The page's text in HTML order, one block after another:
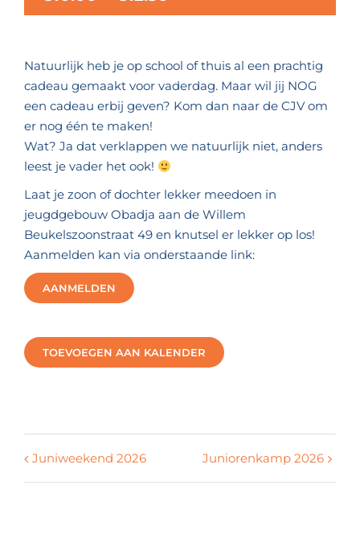
Natuurlijk heb je op school of thuis al een prachtig
cadeau gemaakt voor vaderdag. Maar wil jij NOG
een cadeau erbij geven? Kom dan naar de CJV om
er nog één te maken!
Wat? Ja dat verklappen we natuurlijk niet, anders
leest je vader het ook!
Laat je zoon of dochter lekker meedoen in
jeugdgebouw Obadja aan de Willem
Beukelszoonstraat 49 en knutsel er lekker op los!
Aanmelden kan via onderstaande link:
AANMELDEN
TOEVOEGEN AAN KALENDER
Juniweekend 2026 Juniorenkamp 2026